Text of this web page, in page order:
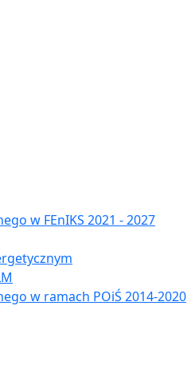
w FEnIKS 2021 - 2027
w ramach POiŚ 2014-2020